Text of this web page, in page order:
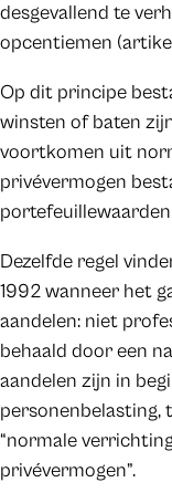
desgevallend te
opcentiemen
Op dit principe
winsten of baten
voortkomen uit
privévermogen
Dezelfde regel
1992 wanneer het
aandelen: niet
behaald door een
aandelen zijn in
“normale
privévermogen”.